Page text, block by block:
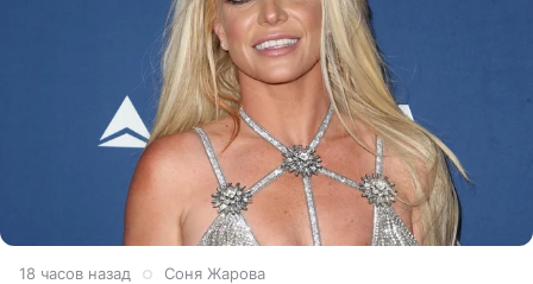
18 часов назад Соня Жарова